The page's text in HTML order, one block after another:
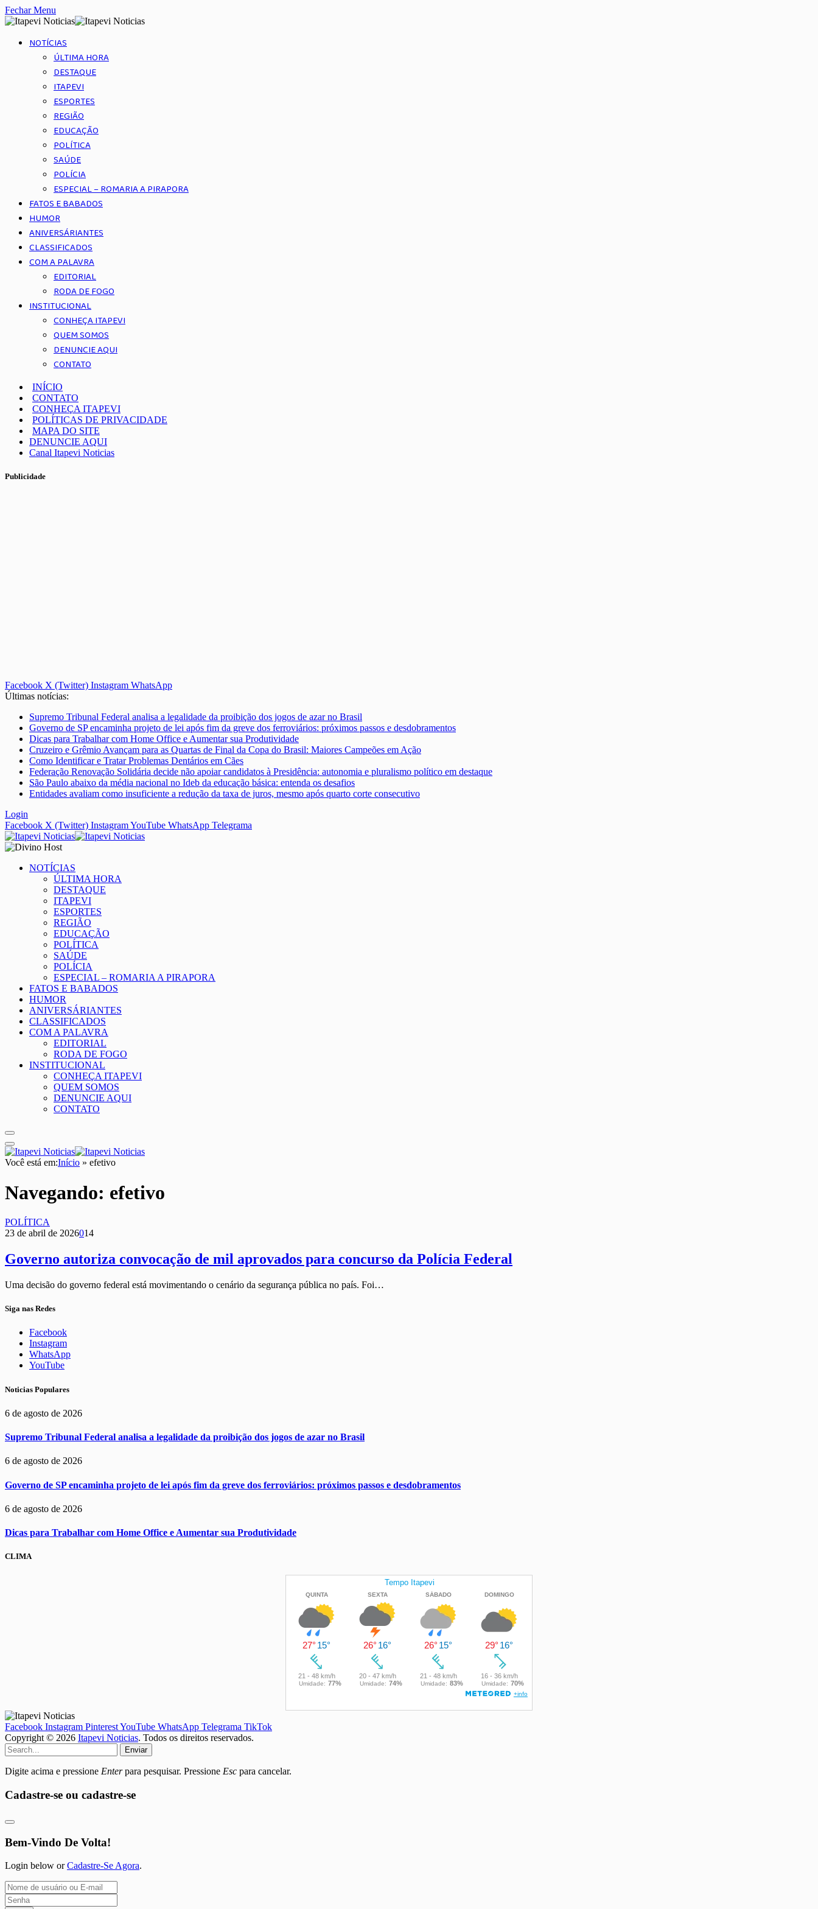
Fechar Menu
NOTÍCIAS
ÚLTIMA HORA
DESTAQUE
ITAPEVI
ESPORTES
REGIÃO
EDUCAÇÃO
POLÍTICA
SAÚDE
POLÍCIA
ESPECIAL – ROMARIA A PIRAPORA
FATOS E BABADOS
HUMOR
ANIVERSÁRIANTES
CLASSIFICADOS
COM A PALAVRA
EDITORIAL
RODA DE FOGO
INSTITUCIONAL
CONHEÇA ITAPEVI
QUEM SOMOS
DENUNCIE AQUI
CONTATO
INÍCIO
CONTATO
CONHEÇA ITAPEVI
POLÍTICAS DE PRIVACIDADE
MAPA DO SITE
DENUNCIE AQUI
Canal Itapevi Noticias
Publicidade
Facebook X (Twitter) Instagram WhatsApp
Últimas notícias:
Supremo Tribunal Federal analisa a legalidade da proibição dos jogos de azar no Brasil
Governo de SP encaminha projeto de lei após fim da greve dos ferroviários: próximos passos e desdobramentos
Dicas para Trabalhar com Home Office e Aumentar sua Produtividade
Cruzeiro e Grêmio Avançam para as Quartas de Final da Copa do Brasil: Maiores Campeões em Ação
Como Identificar e Tratar Problemas Dentários em Cães
Federação Renovação Solidária decide não apoiar candidatos à Presidência: autonomia e pluralismo político em destaque
São Paulo abaixo da média nacional no Ideb da educação básica: entenda os desafios
Entidades avaliam como insuficiente a redução da taxa de juros, mesmo após quarto corte consecutivo
Login
Facebook X (Twitter) InstagramYouTube WhatsApp Telegrama
NOTÍCIAS
ÚLTIMA HORA
DESTAQUE
ITAPEVI
ESPORTES
REGIÃO
EDUCAÇÃO
POLÍTICA
SAÚDE
POLÍCIA
ESPECIAL – ROMARIA A PIRAPORA
FATOS E BABADOS
HUMOR
ANIVERSÁRIANTES
CLASSIFICADOS
COM A PALAVRA
EDITORIAL
RODA DE FOGO
INSTITUCIONAL
CONHEÇA ITAPEVI
QUEM SOMOS
DENUNCIE AQUI
CONTATO
Você está em:Início » efetivo
Navegando: efetivo
POLÍTICA
23 de abril de 2026014
Governo autoriza convocação de mil aprovados para concurso da Polícia Federal
Uma decisão do governo federal está movimentando o cenário da segurança pública no país. Foi…
Siga nas Redes
Facebook
Instagram
WhatsApp
YouTube
Noticias Populares
6 de agosto de 2026
Supremo Tribunal Federal analisa a legalidade da proibição dos jogos de azar no Brasil
6 de agosto de 2026
Governo de SP encaminha projeto de lei após fim da greve dos ferroviários: próximos passos e desdobramentos
6 de agosto de 2026
Dicas para Trabalhar com Home Office e Aumentar sua Produtividade
CLIMA
Facebook Instagram PinterestYouTube WhatsApp Telegrama TikTok
Copyright © 2026 Itapevi Noticias. Todos os direitos reservados.
Enviar
Digite acima e pressione Enterpara pesquisar. Pressione Esc para cancelar.
Cadastre-se ou cadastre-se
Bem-Vindo De Volta!
Login below orCadastre-Se Agora.